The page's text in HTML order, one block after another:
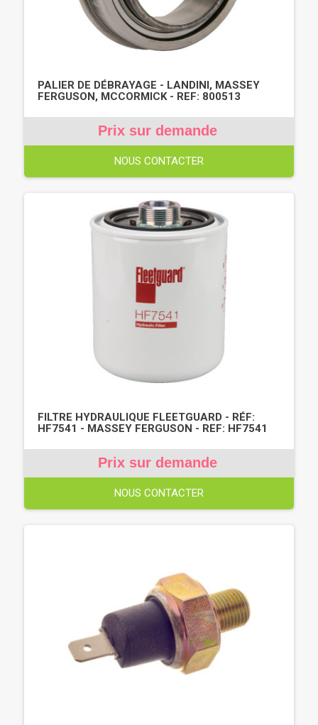
PALIER DE DÉBRAYAGE - LANDINI, MASSEY
FERGUSON, MCCORMICK - REF: 800513
Prix sur demande
NOUS CONTACTER
FILTRE HYDRAULIQUE FLEETGUARD - RÉF:
HF7541 - MASSEY FERGUSON - REF: HF7541
Prix sur demande
NOUS CONTACTER